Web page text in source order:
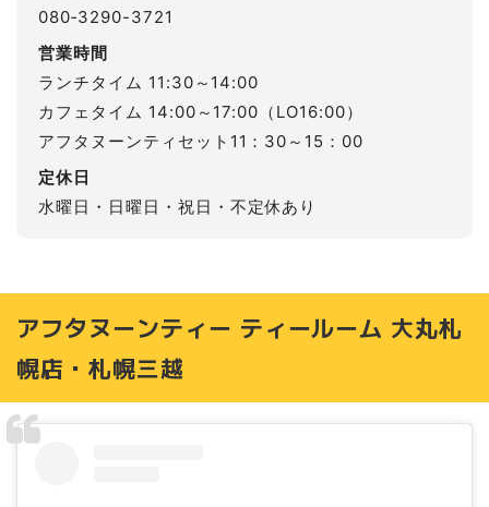
080‐3290-3721
営業時間
ランチタイム 11:30～14:00
カフェタイム 14:00～17:00（LO16:00）
アフタヌーンティセット11：30～15：00
定休日
水曜日・日曜日・祝日・不定休あり
アフタヌーンティー ティールーム 大丸札
幌店・札幌三越